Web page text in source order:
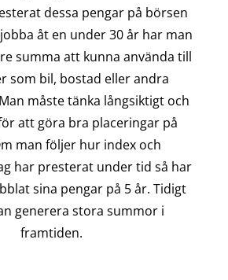
dessa pengar på börsen
åt en under 30 år har man
summa att kunna använda till
som bil, bostad eller andra
måste tänka långsiktigt och
att göra bra placeringar på
man följer hur index och
har presterat under tid så har
sina pengar på 5 år. Tidigt
generera stora summor i
framtiden.